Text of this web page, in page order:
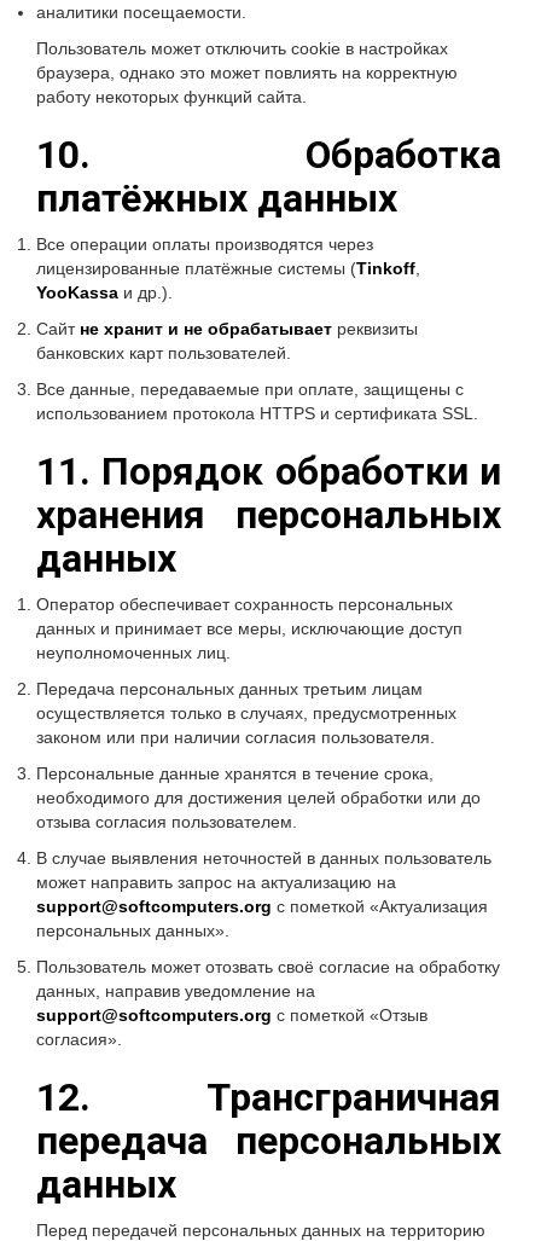
аналитики посещаемости.
Пользователь может отключить cookie в настройках
браузера, однако это может повлиять на корректную
работу некоторых функций сайта.
10. Обработка
платёжных данных
Все операции оплаты производятся через
лицензированные платёжные системы (Tinkoff
YooKassa и др.).
Сайт не хранит и не обрабатывает реквизиты
банковских карт пользователей.
Все данные, передаваемые при оплате, защищены с
использованием протокола HTTPS и сертификата SSL.
11. Порядок обработки и
хранения персональных
данных
Оператор обеспечивает сохранность персональных
данных и принимает все меры, исключающие доступ
неуполномоченных лиц.
Передача персональных данных третьим лицам
осуществляется только в случаях, предусмотренных
законом или при наличии согласия пользователя.
Персональные данные хранятся в течение срока,
необходимого для достижения целей обработки или до
отзыва согласия пользователем.
В случае выявления неточностей в данных пользователь
может направить запрос на актуализацию на
support@softcomputers.org с пометкой «Актуализация
персональных данных».
Пользователь может отозвать своё согласие на обработку
данных, направив уведомление на
support@softcomputers.org с пометкой «Отзыв
согласия».
12. Трансграничная
передача персональных
данных
Перед передачей персональных данных на территорию